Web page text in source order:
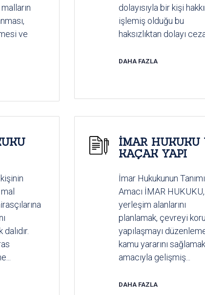
ve
dolayısıyla bir kişi
işlemiş olduğu bu
haksızlıktan dolayı
DAHA FAZLA
İMAR HUKUKU
KAÇAK YAPI
İmar Hukukunun
Amacı İMAR HUKUKU,
yerleşim alanlarını
planlamak, çevreyi
yapılaşmayı
kamu yararını sağlamak
amacıyla gelişmiş...
DAHA FAZLA